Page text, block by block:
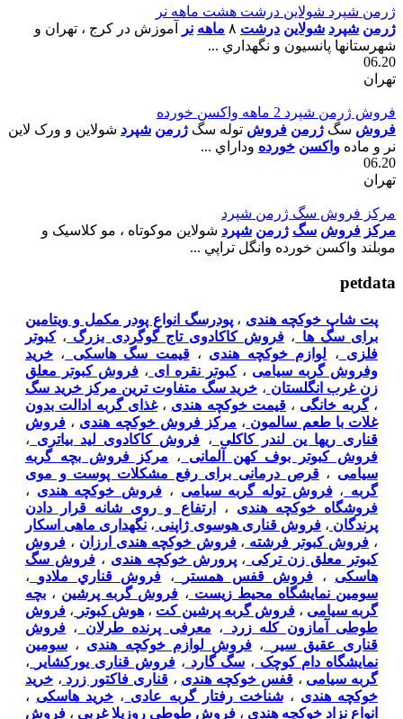
ژرمن شپرد شولاين درشت هشت ماهه نر
ژرمن شپرد شولاين درشت ماهه نر
آموزش در کرج ، تهران و
شهرستانها پانسيون و نگهداري ...
06.20
تهران
فروش ژرمن شپرد 2 ماهه واکسن خورده
فروش سگ ژرمن فروش توله سگ ژرمن شپرد شولاين و ورک لاين
نر و ماده واکسن خورده وداراي ...
06.20
تهران
مرکز فروش سگ ژرمن شپرد
مرکز فروش سگ ژرمن شپرد شولاين موکوتاه ، مو کلاسيک و
موبلند واکسن خورده وانگل تراپي ...
petdata
پت شاپ خوکچه هندی ،پودرسگ انواع پودر مکمل و ویتامین
برای سگ ها ، فروش کاکادوی تاج گوگردی بزرگ ،کبوتر
فلزی ، لوازم خوکچه هندی ،قیمت سگ هاسکی ، خرید
وفروش گربه سیامی ،کبوتر نقره ای ، فروش کبوتر معلق
زن غرب انگلستان ، خرید سگ متفاوت ترین مرکز خرید سگ
،گربه خانگی ،قیمت خوکچه هندی ،غذای گربه ادالت بدون
غلات با طعم سالمون ، مرکز فروش خوکچه هندی ، فروش
قناری ریها ین لندر کاکلی ، فروش کاکادوی لید بیاتری ،
فروش کبوتر بوف کهن آلمانی
، مرکز فروش بچه گربه
سیامی ،قرص درمانی برای رفع مشکلات پوست و موی
گربه ،فروش توله گربه سیامی ، فروش خوکچه هندی ،
فروشگاه خوکچه هندی ،
ارتفاع و روی شانه قرار دادن
پرندگان ،فروش قناری هوسوی ژاپنی ، نگهداری ماهی اسکار
، فروش کبوتر فرشته ،فروش خوکچه هندی ارزان ، فروش
کبوتر معلق زن ترکی ،پرورش خوکچه هندی ،فروش سگ
هاسکی ، فروش قفس همستر ، فروش قناري ملادو
،
سومین نمایشگاه محیط زیست ، فروش گربه پرشین ، بچه
گربه سیامی ،فروش گربه پرشین کت ، هوش کبوتر ، فروش
طوطی آمازون کله زرد
، معرفی پرنده طرلان ، فروش
قناری عقیق سیر
، فروش لوازم خوکچه هندی ، سومین
نمایشگاه دام کوچک ، سگ گارد ،فروش قناری یورکشایر
،
گربه سیامی ،قفس خوکچه هندی ،قناری فاکتور زرد ، خرید
خوکچه هندی ،شناخت رفتار گربه عادی ، خرید هاسکی ،
انواع نزاد خوکچه هندی ، فروش طوطی روزیلا غربی ، فروش